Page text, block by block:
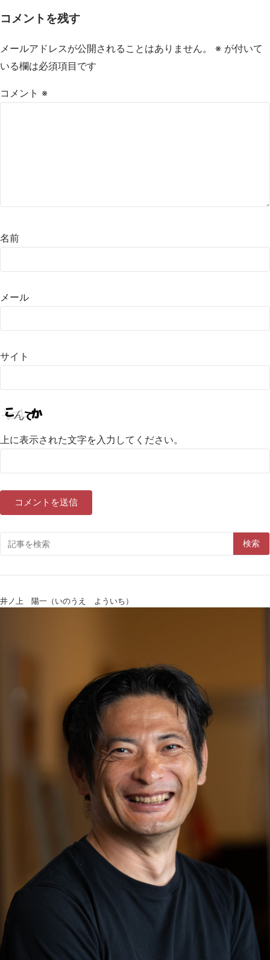
コメントを残す
メールアドレスが公開されることはありません。 ※ が付いて
いる欄は必須項目です
コメント ※
名前
メール
サイト
上に表示された文字を入力してください。
検索
井ノ上 陽一（いのうえ よういち）